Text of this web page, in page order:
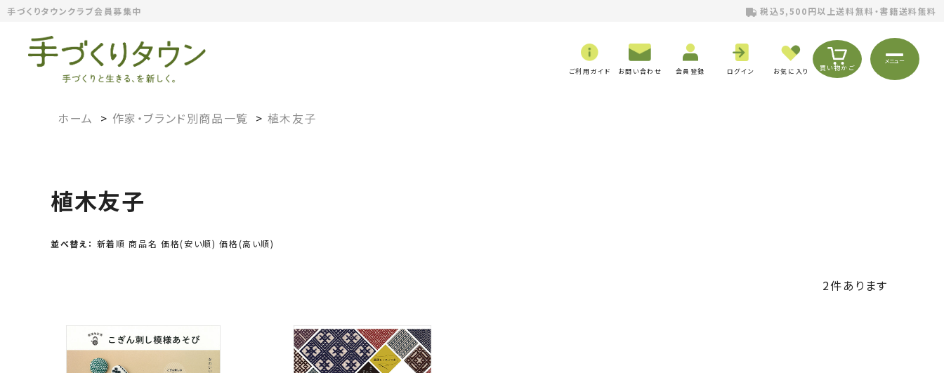
手づくりタウンクラブ会員募集中 税込5,500円以上送料無料・書籍送料無料
ご利用ガイド お問い合わせ 会員登録 ログイン お気に入り 買い物かご
メニュー
ホーム > 作家・ブランド別商品一覧 > 植木友子
植木友子
並べ替え： 新着順 商品名 価格(安い順) 価格(高い順)
2件あります